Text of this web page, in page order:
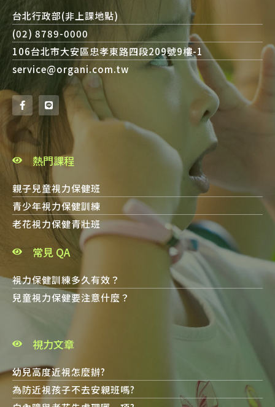
台北行政部(非上課地點)
(02) 8789-0000
106台北市大安區忠孝東路四段209號9樓-1
service@organi.com.tw
熱門課程
親子兒童視力保健班
青少年視力保健訓練
老花視力保健青壯班
常見 QA
視力保健訓練多久有效？
兒童視力保健要注意什麼？
視力文章
幼兒高度近視怎麼辦?
為防近視孩子不去安親班嗎?